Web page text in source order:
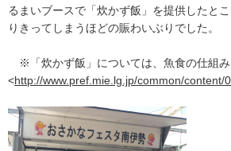
るまいブースで「炊かず飯」を提供したと
りきってしまうほどの賑わいぶりでした。
※「炊かず飯」については、魚食の仕組
<http://www.pref.mie.lg.jp/common/content/